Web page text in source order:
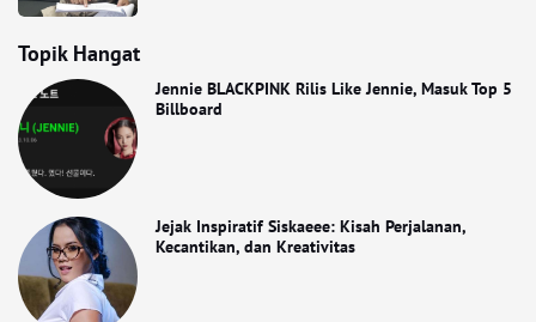
Topik Hangat
Jennie BLACKPINK Rilis Like Jennie, Masuk Top 5
Billboard
Jejak Inspiratif Siskaeee: Kisah Perjalanan,
Kecantikan, dan Kreativitas